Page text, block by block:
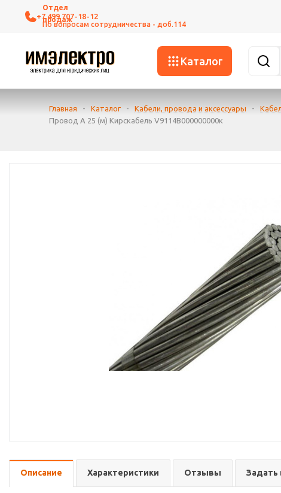
+7 499 707-18-12
Каталог
Главная - Каталог - Кабели, провода и аксессуары -
Провод А 25 (м) Кирскабель V9114В000000000к
Описание Характеристики Отзывы Задать